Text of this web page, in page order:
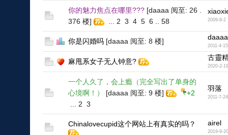
你的魅力焦点在哪里??? [daaaa 阅至: 26 .
376 楼]
2 3 4 5 6 58 2009-8-2
你是闪婚吗 [daaaa 阅至: 8 楼] daaaa
2011-4-15
麻甩系女子无人钟意? 古靈
2020-2-19
一个人久了，会上瘾（完全写出了单身的
心境啊！）
[daaaa 阅至: 9 楼]
+2
2 3
羽落
2011-7-24
Chinalovecupid这个网站上有真实的吗？ airel
2019-9-20